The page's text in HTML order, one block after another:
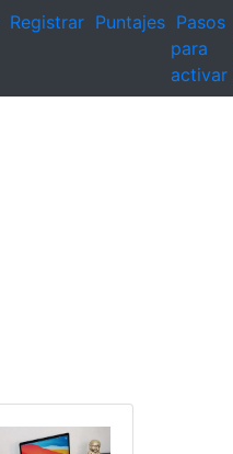
Registrar Puntajes Pasos
para
activar